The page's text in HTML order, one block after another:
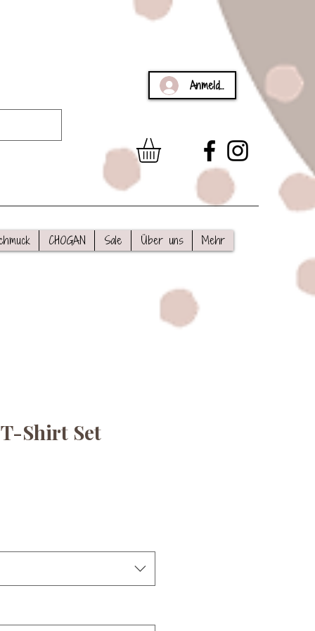
Anmelden
CHOGAN Sale Über uns Mehr
Shirt Set